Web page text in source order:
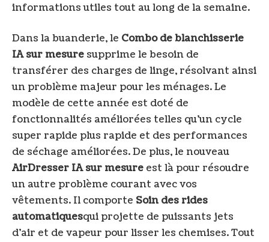
informations utiles tout au long de la semaine.
Dans la buanderie, le Combo de blanchisserie
IA sur mesure supprime le besoin de
transférer des charges de linge, résolvant ainsi
un problème majeur pour les ménages. Le
modèle de cette année est doté de
fonctionnalités améliorées telles qu’un cycle
super rapide plus rapide et des performances
de séchage améliorées. De plus, le nouveau
AirDresser IA sur mesure est là pour résoudre
un autre problème courant avec vos
vêtements. Il comporte Soin des rides
automatiquesqui projette de puissants jets
d’air et de vapeur pour lisser les chemises. Tout